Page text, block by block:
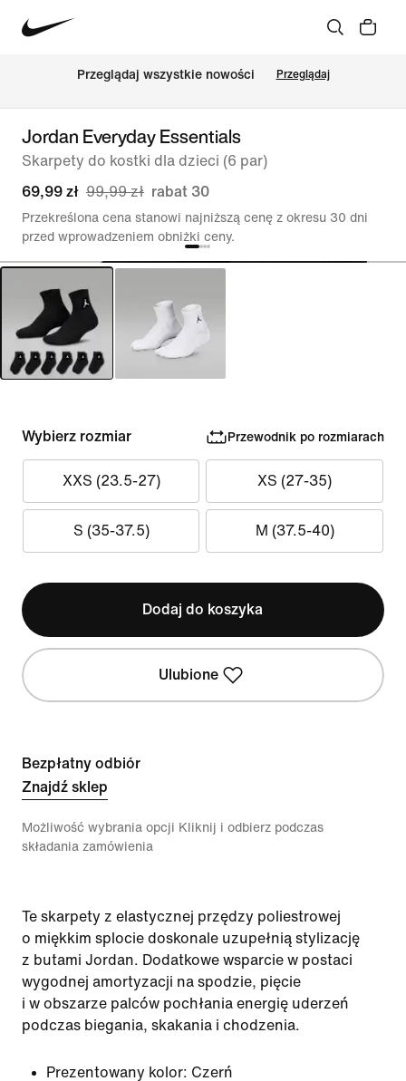
Przeglądaj wszystkie nowości Przeglądaj
Jordan Everyday Essentials
Skarpety do kostki dla dzieci (6 par)
69,99 zł 99,99 zł rabat 30
Przekreślona cena stanowi najniższą cenę z okresu 30 dni
przed wprowadzeniem obniżki ceny.
Wybierz rozmiar Przewodnik po rozmiarach
XXS (23.5-27) XS (27-35)
S (35-37.5) M (37.5-40)
Dodaj do koszyka
Ulubione
Bezpłatny odbiór
Znajdź sklep
Możliwość wybrania opcji Kliknij i odbierz podczas
składania zamówienia
Te skarpety z elastycznej przędzy poliestrowej
o miękkim splocie doskonale uzupełnią stylizację
z butami Jordan. Dodatkowe wsparcie w postaci
wygodnej amortyzacji na spodzie, pięcie
i w obszarze palców pochłania energię uderzeń
podczas biegania, skakania i chodzenia.
Prezentowany kolor: Czerń